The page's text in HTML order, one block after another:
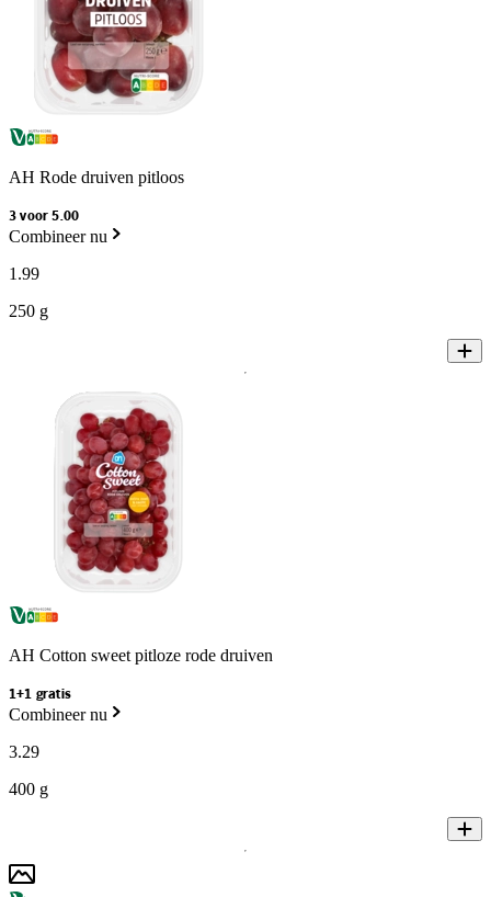
AH Rode druiven pitloos
3 voor 5.00
Combineer nu
1 .99
250 g
AH Cotton sweet pitloze rode druiven
1+1 gratis
Combineer nu
3.29
400 g